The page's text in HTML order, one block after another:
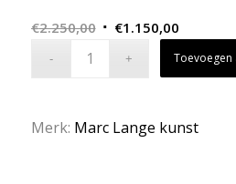
€2.250,00 Oorspronkelijke
€1.150,00Huidige
Toevoegen
Merk: Marc Lange kunst